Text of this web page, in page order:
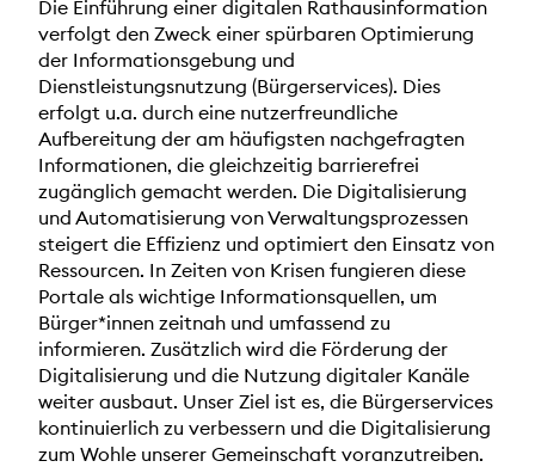
Die Einführung einer digitalen Rathausinformation
verfolgt den Zweck einer spürbaren Optimierung
der Informationsgebung und
Dienstleistungsnutzung (Bürgerservices). Dies
erfolgt u.a. durch eine nutzerfreundliche
Aufbereitung der am häufigsten nachgefragten
Informationen, die gleichzeitig barrierefrei
zugänglich gemacht werden. Die Digitalisierung
und Automatisierung von Verwaltungsprozessen
steigert die Effizienz und optimiert den Einsatz von
Ressourcen. In Zeiten von Krisen fungieren diese
Portale als wichtige Informationsquellen, um
Bürger*innen zeitnah und umfassend zu
informieren. Zusätzlich wird die Förderung der
Digitalisierung und die Nutzung digitaler Kanäle
weiter ausbaut. Unser Ziel ist es, die Bürgerservices
kontinuierlich zu verbessern und die Digitalisierung
zum Wohle unserer Gemeinschaft voranzutreiben.